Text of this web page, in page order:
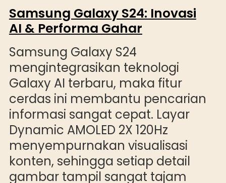
Samsung Galaxy S24: Inovasi
AI & Performa Gahar
Samsung Galaxy S24
mengintegrasikan teknologi
Galaxy AI terbaru, maka fitur
cerdas ini membantu pencarian
informasi sangat cepat. Layar
Dynamic AMOLED 2X 120Hz
menyempurnakan visualisasi
konten, sehingga setiap detail
gambar tampil sangat tajam